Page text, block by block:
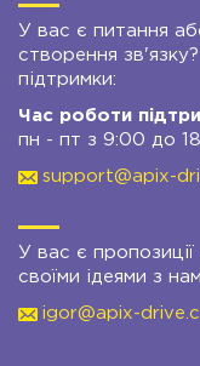
У вас є питання
створення
підтримки:
Час роботи
пн - пт з 9:00 до
support@apix-
У вас є пропозиції
своїми ідеями з
igor@apix-